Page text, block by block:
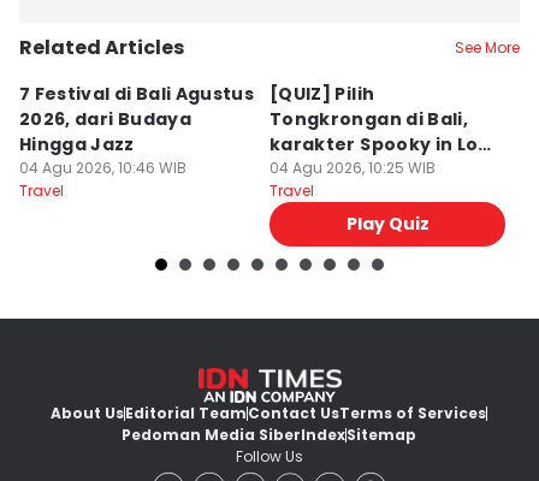
Related Articles See More
7 Festival di Bali Agustus
2026, dari Budaya
Hingga Jazz
04 Agu 2026, 10:46 WIB
Travel
[QUIZ] Pilih
Tongkrongan di Bali,
karakter Spooky in Love
Ini Mirip Kamu
04 Agu 2026, 10:25 WIB
Travel
Play Quiz
About UsEditorial TeamContact UsTerms of Services
Pedoman Media SiberIndexSitemap
Follow Us